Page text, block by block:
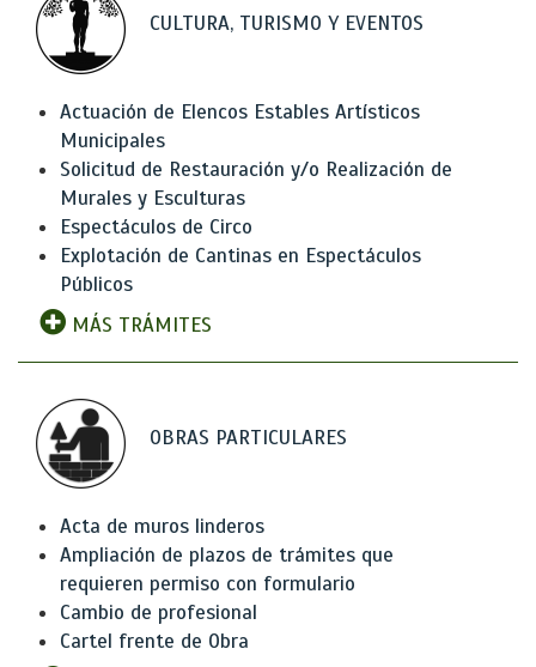
CULTURA, TURISMO Y EVENTOS
Actuación de Elencos Estables Artísticos
Municipales
Solicitud de Restauración y/o Realización de
Murales y Esculturas
Espectáculos de Circo
Explotación de Cantinas en Espectáculos
Públicos
MÁS TRÁMITES
OBRAS PARTICULARES
Acta de muros linderos
Ampliación de plazos de trámites que
requieren permiso con formulario
Cambio de profesional
Cartel frente de Obra